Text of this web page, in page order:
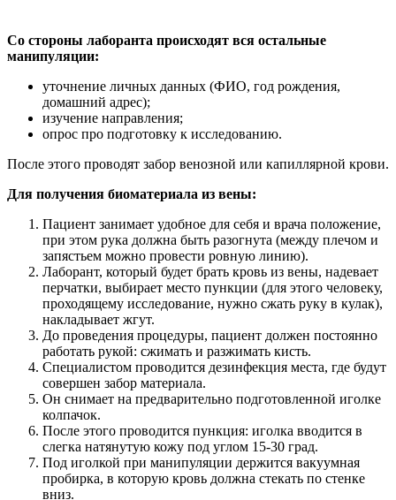
Со стороны лаборанта происходят вся остальные
манипуляции:
уточнение личных данных (ФИО, год рождения,
домашний адрес);
изучение направления;
опрос про подготовку к исследованию.
После этого проводят забор венозной или капиллярной крови.
Для получения биоматериала из вены:
Пациент занимает удобное для себя и врача положение,
при этом рука должна быть разогнута (между плечом и
запястьем можно провести ровную линию).
Лаборант, который будет брать кровь из вены, надевает
перчатки, выбирает место пункции (для этого человеку,
проходящему исследование, нужно сжать руку в кулак),
накладывает жгут.
До проведения процедуры, пациент должен постоянно
работать рукой: сжимать и разжимать кисть.
Специалистом проводится дезинфекция места, где будут
совершен забор материала.
Он снимает на предварительно подготовленной иголке
колпачок.
После этого проводится пункция: иголка вводится в
слегка натянутую кожу под углом 15-30 град.
Под иголкой при манипуляции держится вакуумная
пробирка, в которую кровь должна стекать по стенке
вниз.